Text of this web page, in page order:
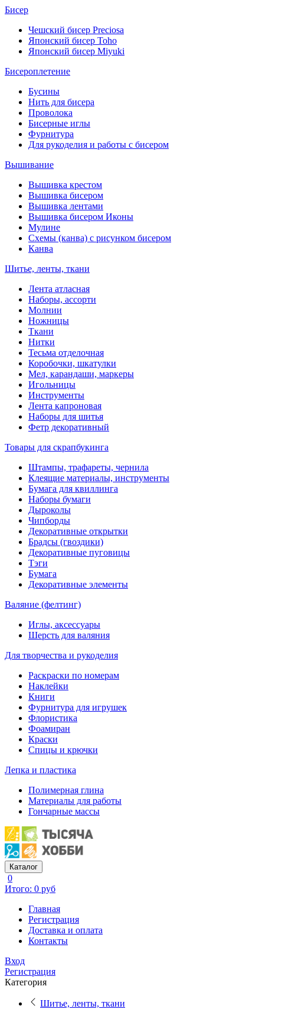
Бисер
Чешский бисер Preciosa
Японский бисер Toho
Японский бисер Miyuki
Бисероплетение
Бусины
Нить для бисера
Проволока
Бисерные иглы
Фурнитура
Для рукоделия и работы с бисером
Вышивание
Вышивка крестом
Вышивка бисером
Вышивка лентами
Вышивка бисером Иконы
Мулине
Схемы (канва) с рисунком бисером
Канва
Шитье, ленты, ткани
Лента атласная
Наборы, ассорти
Молнии
Ножницы
Ткани
Нитки
Тесьма отделочная
Коробочки, шкатулки
Мел, карандаши, маркеры
Игольницы
Инструменты
Лента капроновая
Наборы для шитья
Фетр декоративный
Товары для скрапбукинга
Штампы, трафареты, чернила
Клеящие материалы, инструменты
Бумага для квиллинга
Наборы бумаги
Дыроколы
Чипборды
Декоративные открытки
Брадсы (гвоздики)
Декоративные пуговицы
Тэги
Бумага
Декоративные элементы
Валяние (фелтинг)
Иглы, аксессуары
Шерсть для валяния
Для творчества и рукоделия
Раскраски по номерам
Наклейки
Книги
Фурнитура для игрушек
Флористика
Фоамиран
Краски
Спицы и крючки
Лепка и пластика
Полимерная глина
Материалы для работы
Гончарные массы
Каталог
0
Итого: 0 руб
Главная
Регистрация
Доставка и оплата
Контакты
Вход
Регистрация
Категория
Шитье, ленты, ткани